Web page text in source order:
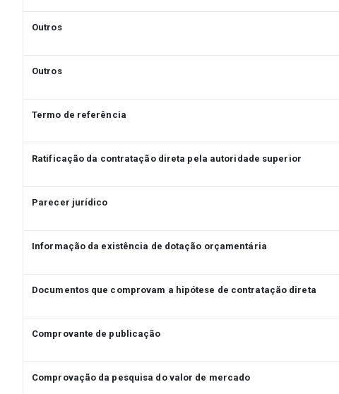
Outros
Outros
Termo de referência
Ratificação da contratação direta pela autoridade superior
Parecer jurídico
Informação da existência de dotação orçamentária
Documentos que comprovam a hipótese de contratação direta
Comprovante de publicação
Comprovação da pesquisa do valor de mercado